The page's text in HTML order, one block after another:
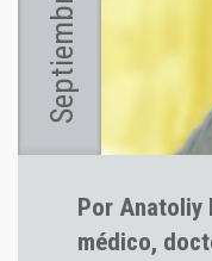
Por Anatoliy
médico,